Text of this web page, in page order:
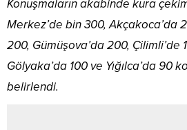
Konuşmaların akabinde kura
Merkez’de bin 300, Akçakoca’da
200, Gümüşova’da 200, Çilimli’de
Gölyaka’da 100 ve Yığılca’da 90
belirlendi.